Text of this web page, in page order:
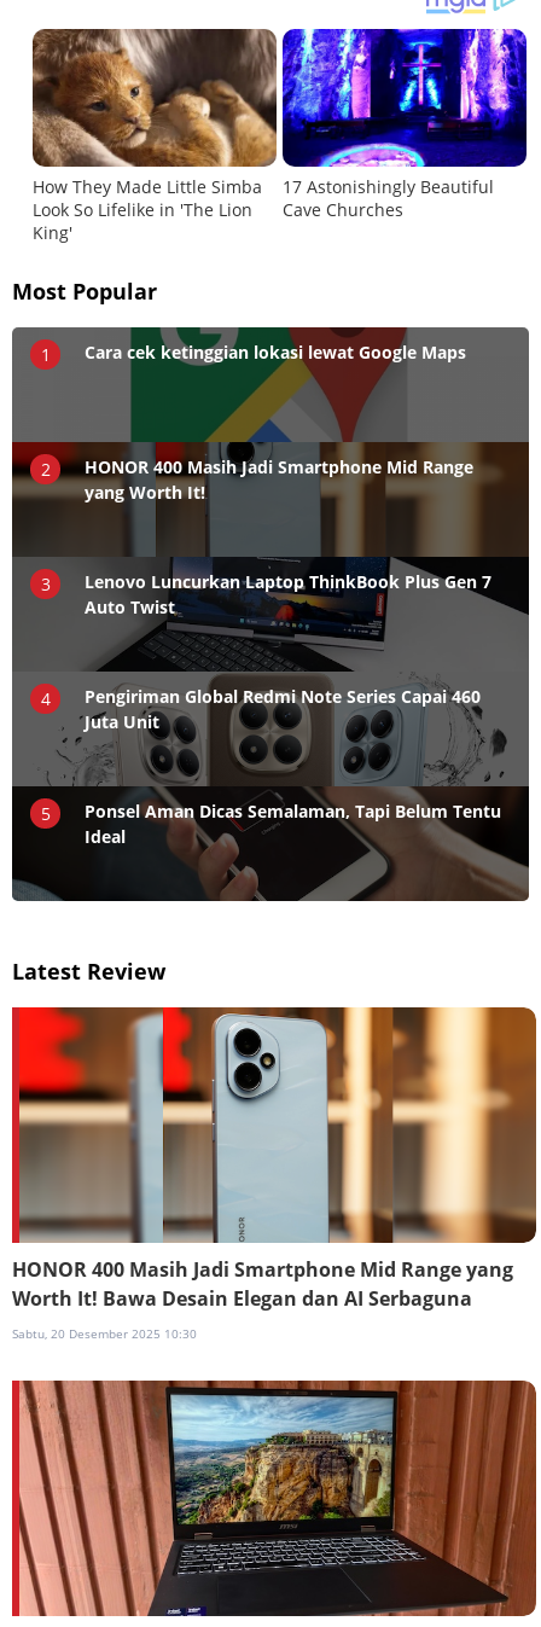
Most Popular
1 Cara cek ketinggian lokasi lewat Google Maps
2
HONOR 400 Masih Jadi Smartphone Mid Range
yang Worth It!
3
Lenovo Luncurkan Laptop ThinkBook Plus Gen 7
Auto Twist
4
Pengiriman Global Redmi Note Series Capai 460
Juta Unit
5
Ponsel Aman Dicas Semalaman, Tapi Belum Tentu
Ideal
Latest Review
HONOR 400 Masih Jadi Smartphone Mid Range yang
Worth It! Bawa Desain Elegan dan AI Serbaguna
Sabtu, 20 Desember 2025 10:30